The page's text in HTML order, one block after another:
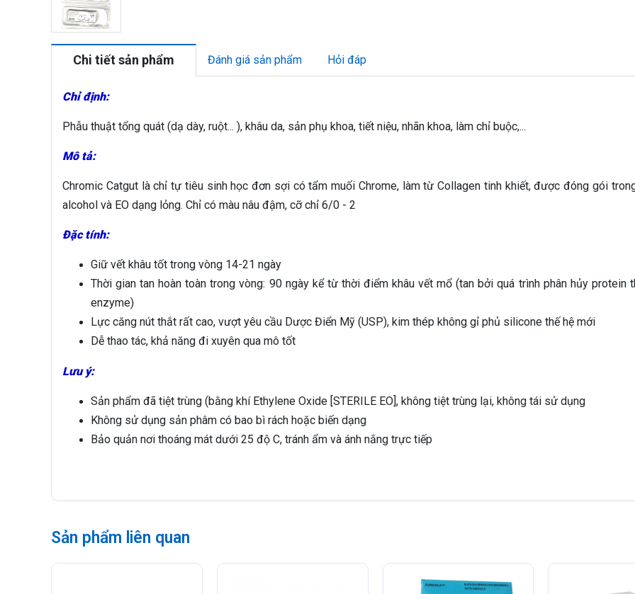
Chi tiết sản phẩm Đánh giá sản phẩm Hỏi đáp
Chỉ định:
Phẫu thuật tổng quát (dạ dày, ruột... ), khâu da, sản phụ khoa, tiết niệu, nhãn khoa, làm chỉ buộc,...
Mô tả:
Chromic Catgut là chỉ tự tiêu sinh học đơn sợi có tẩm muối Chrome, làm từ Collagen tinh khiết, được đóng gói
alcohol và EO dạng lỏng. Chỉ có màu nâu đậm, cỡ chỉ 6/0 - 2
Đặc tính:
Giữ vết khâu tốt trong vòng 14-21 ngày
Thời gian tan hoàn toàn trong vòng: 90 ngày kể từ thời điểm khâu vết mổ (tan bởi quá trình phân hủy protein
enzyme)
Lực căng nút thắt rất cao, vượt yêu cầu Dược Điển Mỹ (USP), kim thép không gỉ phủ silicone thế hệ mới
Dễ thao tác, khả năng đi xuyên qua mô tốt
Lưu ý:
Sản phẩm đã tiệt trùng (bằng khí Ethylene Oxide [STERILE EO], không tiệt trùng lại, không tái sử dụng
Không sử dụng sản phâm có bao bì rách hoặc biến dạng
Bảo quản nơi thoáng mát dưới 25 độ C, tránh ẩm và ánh nắng trực tiếp
Sản phẩm liên quan